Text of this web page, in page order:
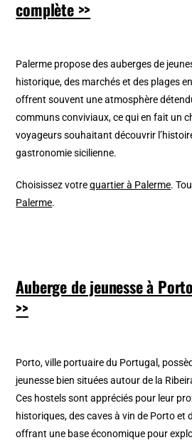
complète >>
Palerme propose des auberges de
historique, des marchés et des plages
offrent souvent une atmosphère
communs conviviaux, ce qui en fait un
voyageurs souhaitant découvrir
gastronomie sicilienne.
Choisissez votrequartier à Palerme.
Palerme.
Auberge de jeunesse à Porto
>>
Porto, ville portuaire du Portugal,
jeunesse bien situées autour de la
Ces hostels sont appréciés pour leur
historiques, des caves à vin de Porto et
offrant une base économique pour